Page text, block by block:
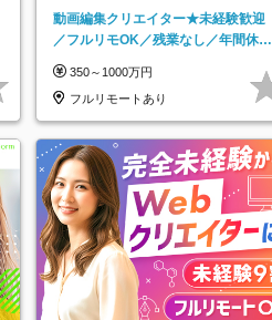
動画編集クリエイター★未経験歓迎
／フルリモOK／残業なし／年間休日
実で安心
350～1000万円
フルリモートあり